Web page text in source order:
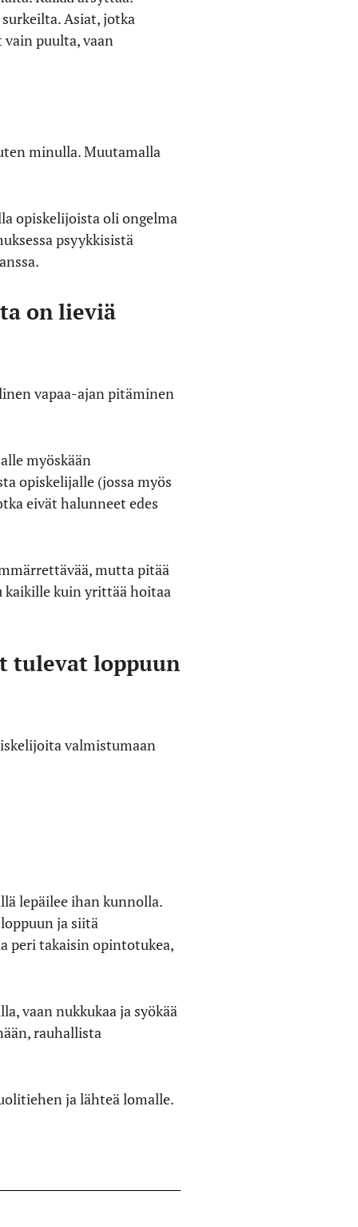
Asiat, jotka
puulta, vaan
minulla. Muutamalla
opiskelijoista oli ongelma
psyykkisistä
on lieviä
vapaa-ajan pitäminen
myöskään
opiskelijalle (jossa myös
eivät halunneet edes
mutta pitää
kaikille kuin yrittää hoitaa
tulevat loppuun
valmistumaan
lepäilee ihan kunnolla.
ja siitä
peri takaisin opintotukea,
vaan nukkukaa ja syökää
rauhallista
ja lähteä lomalle.